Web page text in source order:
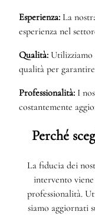
Esperienza: La
esperienza nel
Qualità: Utilizziamo
qualità per
Professionalità: I
costantemente
Perché
La fiducia dei
intervento viene
professionalità.
siamo aggiornati